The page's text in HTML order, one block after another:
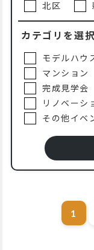
北区
カテゴリを選択
モデルハウ
マンション
完成見学会
リノベーシ
その他イベ
1